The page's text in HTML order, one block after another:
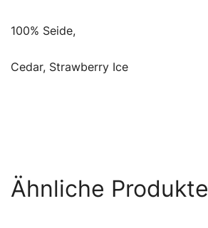
100% Seide,
Cedar, Strawberry Ice
Ähnliche Produkte